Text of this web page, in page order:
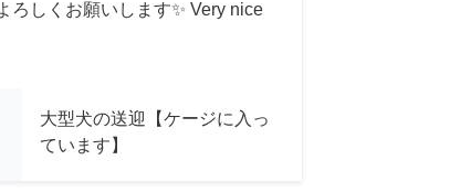
ろしくお願いします✨ Very nice
大型犬の送迎【ケージに入っ
ています】